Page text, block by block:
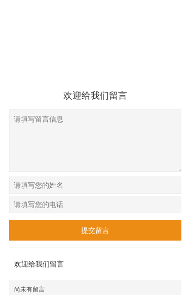
欢迎给我们留言
欢迎给我们留言
尚未有留言